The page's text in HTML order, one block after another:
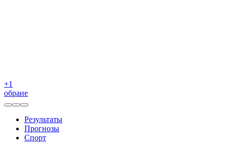
+1
обране
Результаты
Прогнозы
Спорт